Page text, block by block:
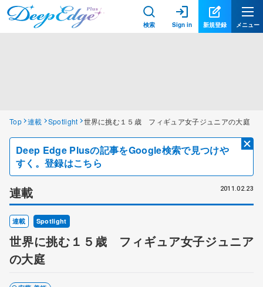
検索 Sign in 新規登録 メニュー
Top 連載 Spotlight 世界に挑む１５歳 フィギュア女子ジュニアの大庭
Deep Edge Plusの記事をGoogle検索で見つけや
すく。登録はこちら
連載 2011.02.23
連載 Spotlight
世界に挑む１５歳 フィギュア女子ジュニア
の大庭